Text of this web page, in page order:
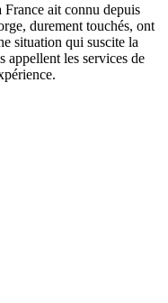
ait connu depuis
durement touchés, ont
situation qui suscite la
appellent les services de